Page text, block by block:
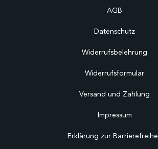
AGB
Datenschutz
Widerrufsbelehrung
Widerrufsformular
Versand und Zahlung
Impressum
Erklärung zur